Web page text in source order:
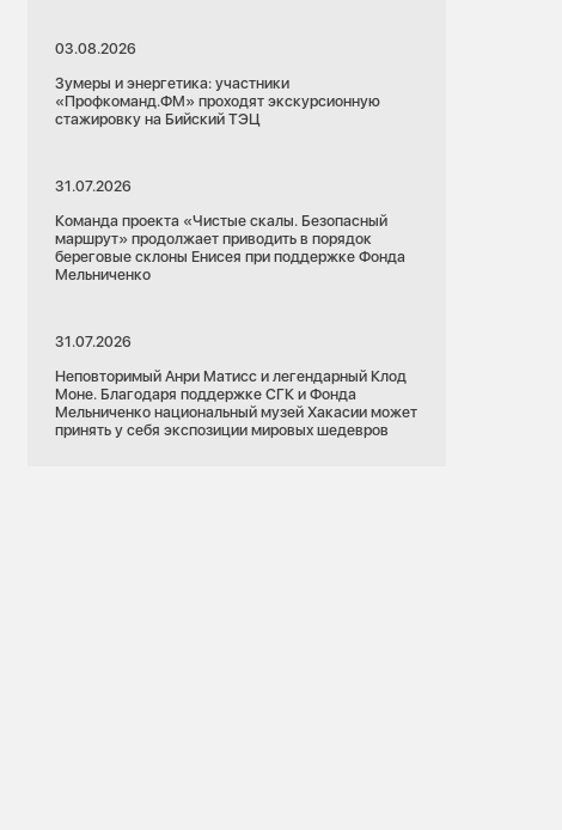
03.08.2026
Зумеры и энергетика: участники
«Профкоманд.ФМ» проходят экскурсионную
стажировку на Бийский ТЭЦ
31.07.2026
Команда проекта «Чистые скалы. Безопасный
маршрут» продолжает приводить в порядок
береговые склоны Енисея при поддержке Фонда
Мельниченко
31.07.2026
Неповторимый Анри Матисс и легендарный Клод
Моне. Благодаря поддержке СГК и Фонда
Мельниченко национальный музей Хакасии может
принять у себя экспозиции мировых шедевров